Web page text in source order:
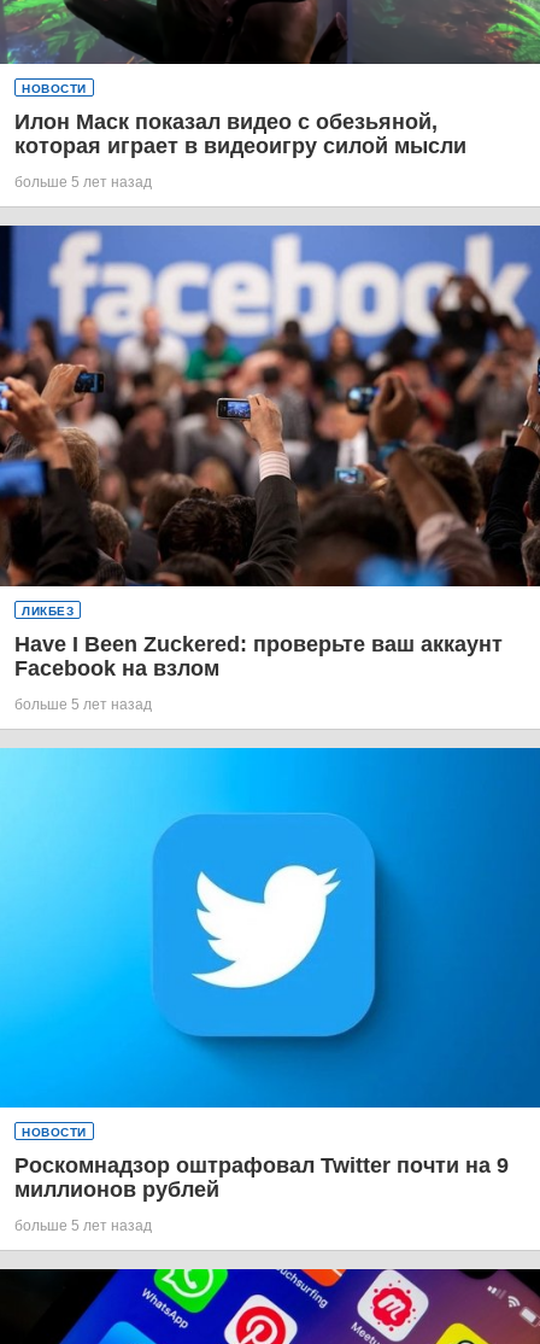
НОВОСТИ
Илон Маск показал видео с обезьяной,
которая играет в видеоигру силой мысли
больше 5 лет назад
ЛИКБЕЗ
Have I Been Zuckered: проверьте ваш аккаунт
Facebook на взлом
больше 5 лет назад
НОВОСТИ
Роскомнадзор оштрафовал Twitter почти на 9
миллионов рублей
больше 5 лет назад